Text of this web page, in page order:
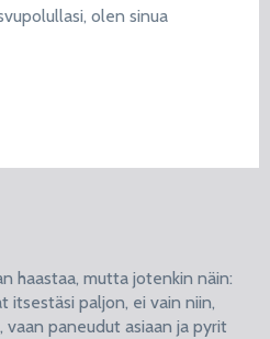
olen sinua
haastaa, mutta jotenkin näin:
itsestäsi paljon, ei vain niin,
paneudut asiaan ja pyrit